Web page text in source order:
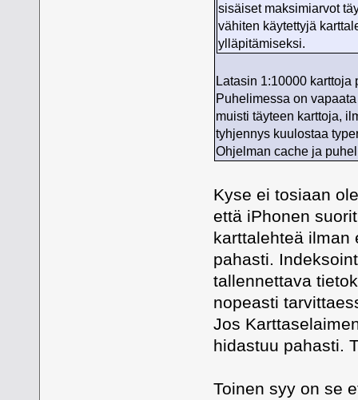
sisäiset maksimiarvot
vähiten käytettyjä
ylläpitämiseksi.
Latasin 1:10000 karttoja
Puhelimessa on
muisti täyteen karttoja,
tyhjennys kuulostaa
Ohjelman cache ja
Kyse ei tosiaan
että iPhonen
karttalehteä ilman
pahasti.
tallennettava
nopeasti
Jos
hidastuu pahasti.
Toinen syy on se